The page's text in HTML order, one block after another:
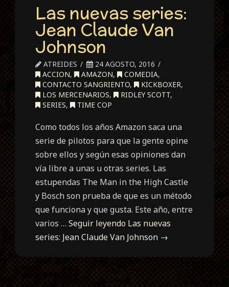
Las nuevas series:
Jean Claude Van
Johnson
ATREIDES
24 AGOSTO, 2016
ACCION, AMAZON, COMEDIA,
CONTACTO SANGRIENTO, KICKBOXER,
LOS MERCENARIOS, RIDLEY SCOTT,
SERIES, TIME COP
Como todos los años Amazon saca una
serie de pilotos para que la gente opine
sobre ellos y según esas opiniones dan
vía libre a unas u otras series. Las
estupendas The Man in the High Castle
y Bosch son prueba de que es un método
que funciona y que gusta. Este año, entre
varios …Seguir leyendo Las nuevas
series: Jean Claude Van Johnson →